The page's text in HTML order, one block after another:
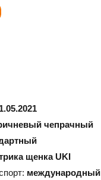
чепрачный
щенка UKI
международный